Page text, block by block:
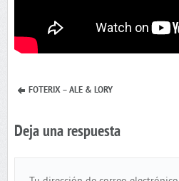
FOTERIX – ALE & LORY
Deja una respuesta